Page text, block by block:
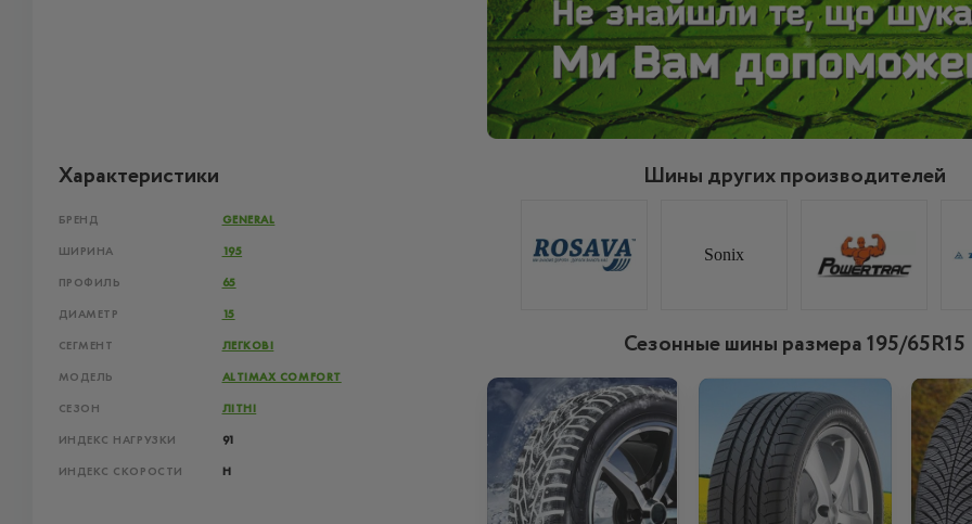
Характеристики
БРЕНД GENERAL
ШИРИНА 195
ПРОФИЛЬ 65
ДИАМЕТР 15
СЕГМЕНТ ЛЕГКОВІ
МОДЕЛЬ ALTIMAX COMFORT
СЕЗОН ЛІТНІ
ИНДЕКС НАГРУЗКИ 91
ИНДЕКС СКОРОСТИ H
Шины других производителей
Sonix
Сезонные шины размера 195/65R15